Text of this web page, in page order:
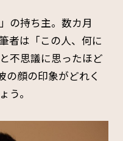
の持ち主。数カ月
者は「この人、何に
不思議に思ったほど
の顔の印象がどれく
う。